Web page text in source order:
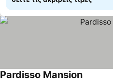
Pardisso Mansion